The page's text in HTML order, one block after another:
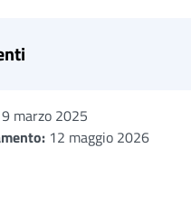
marzo 2025
12 maggio 2026